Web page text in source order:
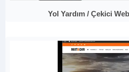
Yol Yardım / Çekici